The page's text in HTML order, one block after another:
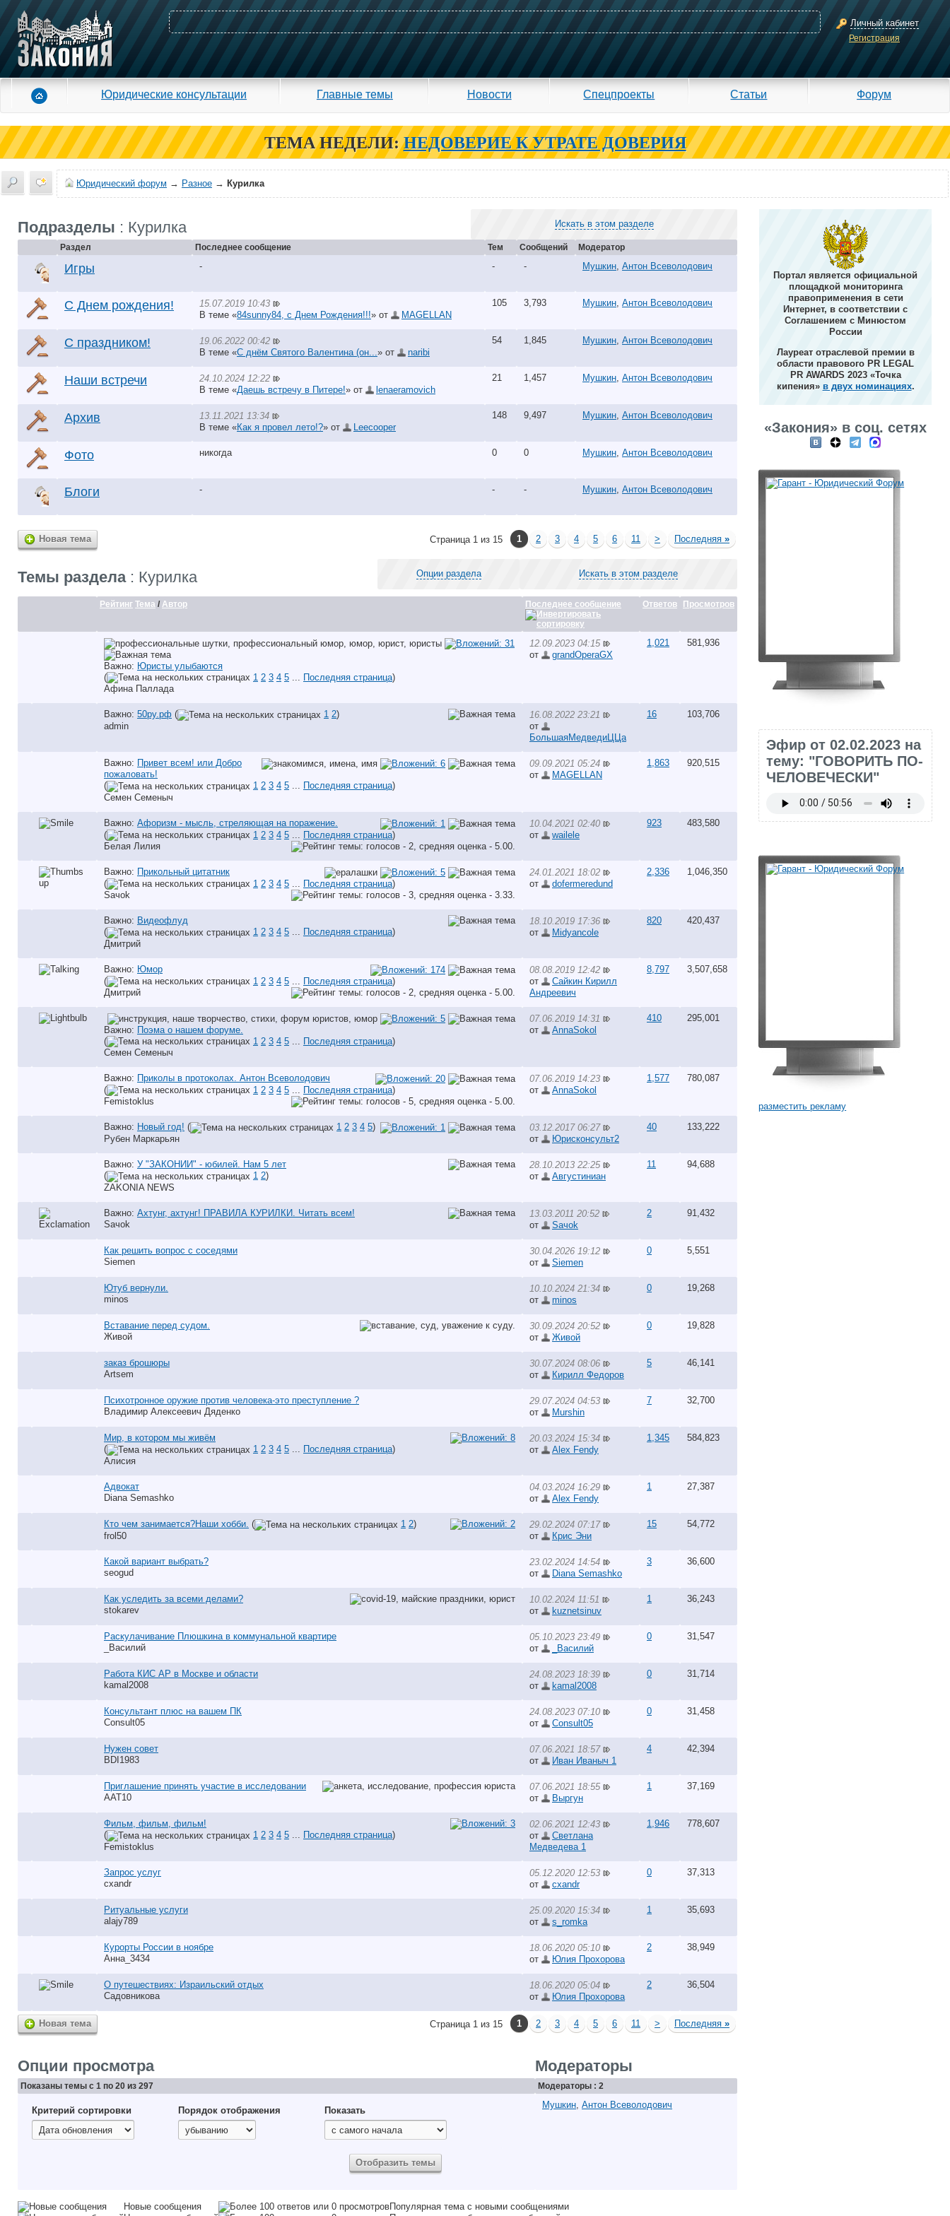
Личный кабинет
Регистрация
Юридические консультации Главные темы Новости Спецпроекты Статьи Форум
ТЕМА НЕДЕЛИ: НЕДОВЕРИЕ К УТРАТЕ ДОВЕРИЯ
Юридический форум → Разное → Курилка
Подразделы : Курилка Искать в этом разделе
Раздел Последнее сообщение Тем Сообщений Модератор
Игры - - - Мушкин, Антон Всеволодович
С Днем рождения!
15.07.2019 10:43
В теме «84sunny84, с Днем Рождения!!!» от MAGELLAN
105 3,793 Мушкин, Антон Всеволодович
С праздником!
19.06.2022 00:42
В теме «С днём Святого Валентина (он... » от naribi
54 1,845 Мушкин, Антон Всеволодович
Наши встречи
24.10.2024 12:22
В теме «Даешь встречу в Питере!» от lenaeramovich
21 1,457 Мушкин, Антон Всеволодович
Архив
13.11.2021 13:34
В теме «Как я провел лето!?» от Leecooper
148 9,497 Мушкин, Антон Всеволодович
Фото никогда 0 0 Мушкин, Антон Всеволодович
Блоги - - - Мушкин, Антон Всеволодович
Новая тема Страница 1 из 15 1 2 3 4 5 6 11 > Последняя »
Темы раздела: Курилка Опции раздела Искать в этом разделе
Рейтинг Тема / Автор Последнее сообщение Ответов Просмотров
Важно: Юристы улыбаются
(
1 2 3 4 5 Последняя страница)
Афина Паллада
12.09.2023 04:15
от
grandOperaGX
1,021 581,936
Важно: 50ру.рф ( 1 2)
аdmin
16.08.2022 23:21
от
БольшаяМедведиЦЦа
16 103,706
Важно: Привет всем! или Добро
пожаловать!
(
1 2 3 4 5 ... Последняя страница)
Семен Семеныч
09.09.2021 05:24
от
MAGELLAN
1,863 920,515
Важно: Афоризм - мысль, стреляющая на поражение.
(
1 2 3 4 5 Последняя страница)
Белая Лилия
10.04.2021 02:40
от
wailele
923 483,580
Важно: Прикольный цитатник
(
1 2 3 4 5 Последняя страница)
Saчok
24.01.2021 18:02
от
dofermeredund
2,336 1,046,350
Важно: Видеофлуд
(
1 2 3 4 5 ... Последняя страница)
Дмитрий
18.10.2019 17:36
от
Midyancole
820 420,437
Важно: Юмор
(
1 2 3 4 5 Последняя страница)
Дмитрий
08.08.2019 12:42
от
Сайкин Кирилл
Андреевич
8,797 3,507,658
Важно: Поэма о нашем форуме.
(
1 2 3 4 5 Последняя страница)
Семен Семеныч
07.06.2019 14:31
от
AnnaSokol
410 295,001
Важно: Приколы в протоколах. Антон Всеволодович
(
1 2 3 4 5 Последняя страница)
Femistoklus
07.06.2019 14:23
от
AnnaSokol
1,577 780,087
Важно: Новый год! ( 1 2 3 4 5)
Рубен Маркарьян
03.12.2017 06:27
от
Юрисконсульт2
40 133,222
Важно: У "ЗАКОНИИ" - юбилей. Нам 5 лет
(
1 2)
ZAKONIA NEWS
28.10.2013 22:25
от
Августиниан
11 94,688
Важно: Ахтунг, ахтунг! ПРАВИЛА КУРИЛКИ. Читать всем!
Saчok
13.03.2011 20:52
от
Saчok
2 91,432
Как решить вопрос с соседями
Siemen
30.04.2026 19:12
от
Siemen
0 5,551
Ютуб вернули.
minos
10.10.2024 21:34
от
minos
0 19,268
Вставание перед судом.
Живой
30.09.2024 20:52
от
Живой
0 19,828
заказ брошюры
Artsem
30.07.2024 08:06
от
Кирилл Федоров
5 46,141
Психотронное оружие против человека-это преступление ?
Владимир Алексеевич Дяденко
29.07.2024 04:53
от
Murshin
7 32,700
Мир, в котором мы живём
(
1 2 3 4 5 ... Последняя страница)
Алисия
20.03.2024 15:34
от
Alex Fendy
1,345 584,823
Адвокат
Diana Semashko
04.03.2024 16:29
от
Alex Fendy
1 27,387
Кто чем занимается?Наши хобби. ( 1 2)
frol50
29.02.2024 07:17
от
Крис Эни
15 54,772
Какой вариант выбрать?
seogud
23.02.2024 14:54
от
Diana Semashko
3 36,600
Как уследить за всеми делами?
stokarev
10.02.2024 11:51
от
kuznetsinuv
1 36,243
Раскулачивание Плюшкина в коммунальной квартире
_Василий
05.10.2023 23:49
от
_Василий
0 31,547
Работа КИС АР в Москве и области
kamal2008
24.08.2023 18:39
от
kamal2008
0 31,714
Консультант плюс на вашем ПК
Consult05
24.08.2023 07:10
от
Consult05
0 31,458
Нужен совет
BDI1983
07.06.2021 18:57
от
Иван Иваныч 1
4 42,394
Приглашение принять участие в исследовании
AAT10
07.06.2021 18:55
от
Выргун
1 37,169
Фильм, фильм, фильм!
(
1 2 3 4 5 ... Последняя страница)
Femistoklus
02.06.2021 12:43
от
Светлана
Медведева 1
1,946 778,607
Запрос услуг
cxandr
05.12.2020 12:53
от
cxandr
0 37,313
Ритуальные услуги
alajy789
25.09.2020 15:34
от
s_romka
1 35,693
Курорты России в ноябре
Анна_3434
18.06.2020 05:10
от
Юлия Прохорова
2 38,949
О путешествиях: Израильский отдых
Садовникова
18.06.2020 05:04
от
Юлия Прохорова
2 36,504
Новая тема Страница 1 из 15 1 2 3 4 5 6 11 > Последняя »
Опции просмотра Модераторы
Показаны темы с 1 по 20 из 297 Модераторы : 2
Критерий сортировки Порядок отображения Показать
Мушкин, Антон Всеволодович
Новые сообщения
Популярная тема с новыми сообщениями
Портал является официальной
площадкой мониторинга
правоприменения в сети
Интернет, в соответствии с
Соглашением с Минюстом
России
Лауреат отраслевой премии в
области правового PR LEGAL
PR AWARDS 2023 «Точка
кипения» в двух номинациях.
«Закония» в соц. сетях
Эфир от 02.02.2023 на
тему: "ГОВОРИТЬ ПО-
ЧЕЛОВЕЧЕСКИ"
разместить рекламу